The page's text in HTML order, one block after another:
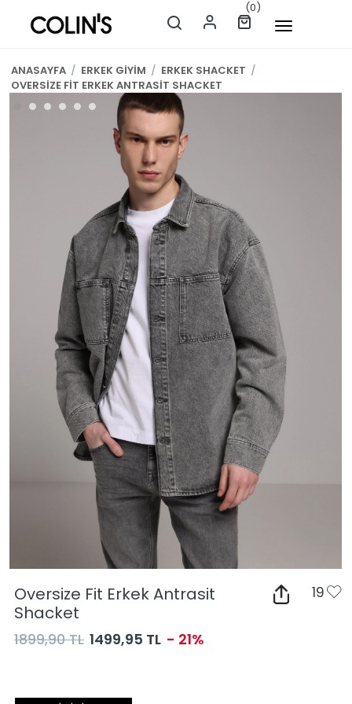
(0)
ANASAYFA / ERKEK GİYİM / ERKEK SHACKET /
OVERSİZE FİT ERKEK ANTRASİT SHACKET
Oversize Fit Erkek Antrasit
Shacket
19
1899,90 TL 1499,95 TL - 21%